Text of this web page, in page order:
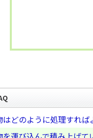
どのように処理すれば